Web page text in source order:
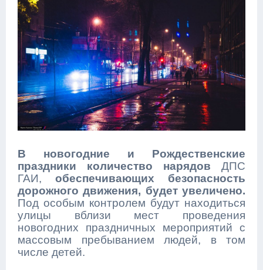
В новогодние и Рождественские
праздники количество нарядов ДПС
ГАИ, обеспечивающих безопасность
дорожного движения, будет увеличено.
Под особым контролем будут находиться
улицы вблизи мест проведения
новогодних праздничных мероприятий с
массовым пребыванием людей, в том
числе детей.